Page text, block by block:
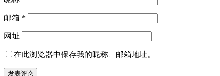
邮箱 *
网址
在此浏览器中保存我的昵称、邮箱地址。